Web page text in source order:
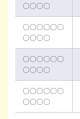
〇〇〇〇
〇〇〇〇〇〇
〇〇〇〇
〇〇〇〇〇〇
〇〇〇〇
〇〇〇〇〇〇
〇〇〇〇